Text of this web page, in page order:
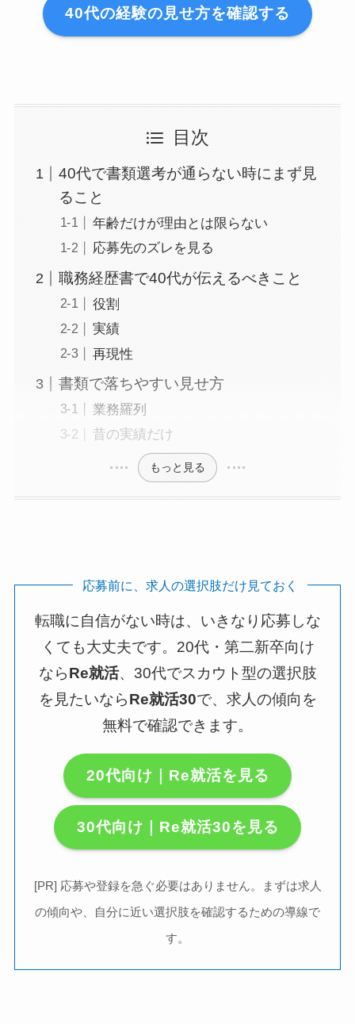
40代の経験の見せ方を確認する
目次
40代で書類選考が通らない時にまず見
ること
年齢だけが理由とは限らない
応募先のズレを見る
職務経歴書で40代が伝えるべきこと
役割
実績
再現性
書類で落ちやすい見せ方
業務羅列
昔の実績だけ
もっと見る
応募前に、求人の選択肢だけ見ておく
転職に自信がない時は、いきなり応募しな
くても大丈夫です。20代・第二新卒向け
ならRe就活、30代でスカウト型の選択肢
を見たいならRe就活30で、求人の傾向を
無料で確認できます。
20代向け｜Re就活を見る
30代向け｜Re就活30を見る
[PR] 応募や登録を急ぐ必要はありません。まずは求人
の傾向や、自分に近い選択肢を確認するための導線で
す。